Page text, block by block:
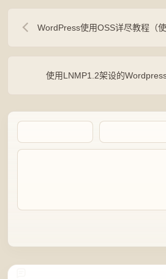
WordPress使用OSS详尽教程（
使用LNMP1.2架设的